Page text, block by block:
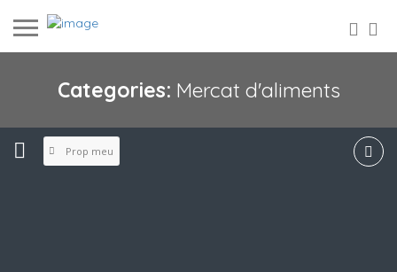
Categories: Mercat d'aliments
Prop meu